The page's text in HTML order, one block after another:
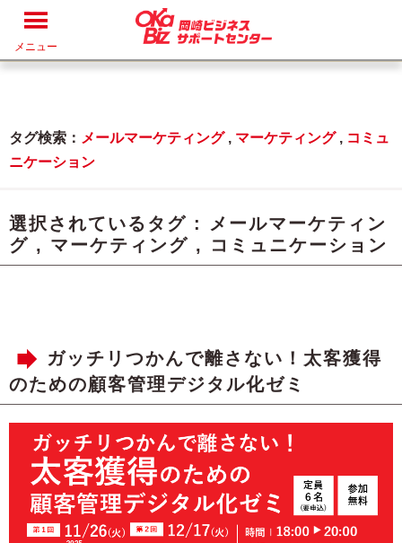
メニュー
タグ検索： メールマーケティング, マーケティング, コミュ
ニケーション
選択されているタグ :
メールマーケティン
グ , マーケティング , コミュニケーション
ガッチリつかんで離さない！太客獲得
のための顧客管理デジタル化ゼミ